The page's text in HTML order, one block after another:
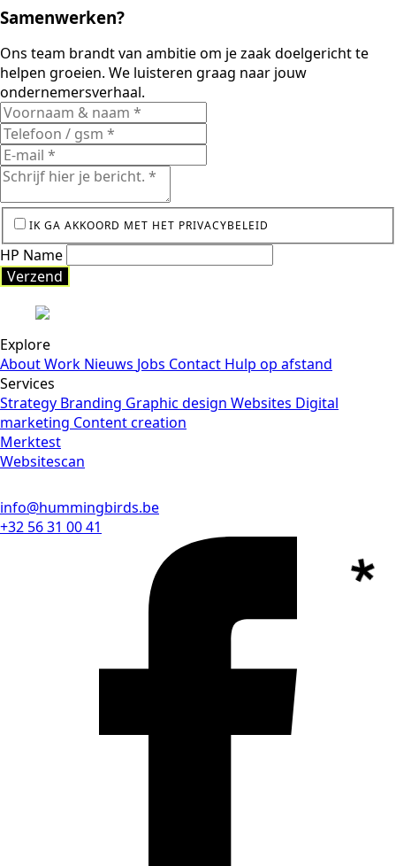
Samenwerken?
Ons team brandt van ambitie om je zaak doelgericht te
helpen groeien. We luisteren graag naar jouw
ondernemersverhaal.
IK GA AKKOORD MET HET PRIVACYBELEID
HP Name
Verzend
Explore
AboutWork Nieuws Jobs Contact Hulp op afstand
Services
Strategy Branding Graphic design Websites Digital
marketing Content creation
Merktest
Websitescan
info@hummingbirds.be
+32 56 31 00 41